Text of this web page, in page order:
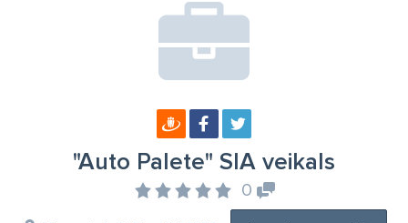
"Auto Palete" SIA veikals
0